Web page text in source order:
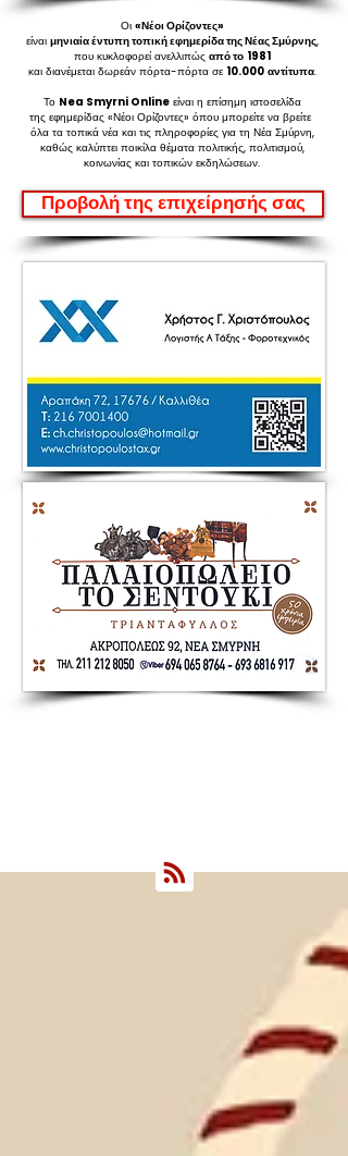
Οι «Νέοι Ορίζοντες»
είναι μηνιαία έντυπη τοπική εφημερίδα της Νέας Σμύρνης,
που κυκλοφορεί ανελλιπώς από το 1981
και διανέμεται δωρεάν πόρτα-πόρτα σε 10.000 αντίτυπα.
Το Nea Smyrni Onlineείναι η επίσημη ιστοσελίδα
της εφημερίδας «Νέοι Ορίζοντες» όπου μπορείτε να βρείτε
όλα τα τοπικά νέα και τις πληροφορίες για τη Νέα Σμύρνη,
καθώς καλύπτει ποικίλα θέματα πολιτικής, πολιτισμού,
κοινωνίας και τοπικών εκδηλώσεων.
Προβολή της επιχείρησής σας